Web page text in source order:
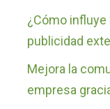
¿Cómo
publicidad
Mejora la
empresa